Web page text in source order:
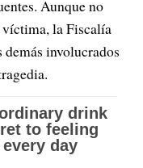
Aunque no
víctima, la Fiscalía
involucrados